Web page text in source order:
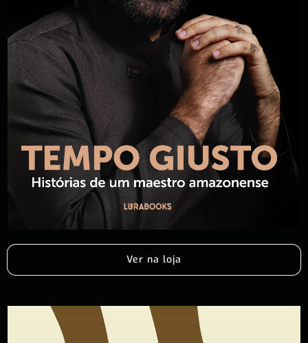
Ver na loja